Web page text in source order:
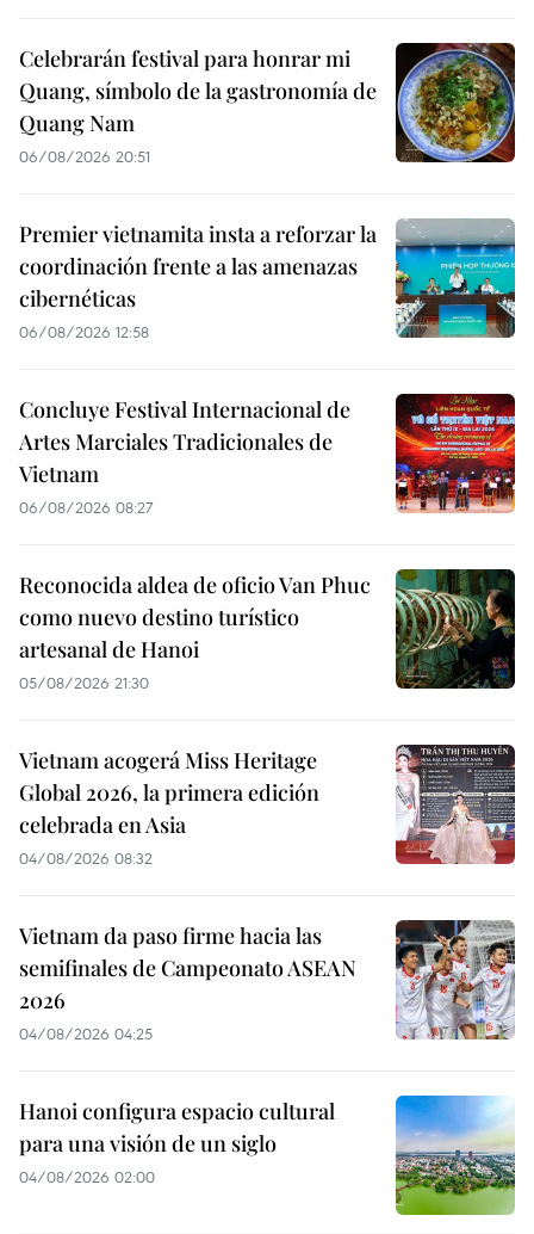
Celebrarán festival para honrar mi
Quang, símbolo de la gastronomía de
Quang Nam
06/08/2026 20:51
Premier vietnamita insta a reforzar la
coordinación frente a las amenazas
cibernéticas
06/08/2026 12:58
Concluye Festival Internacional de
Artes Marciales Tradicionales de
Vietnam
06/08/2026 08:27
Reconocida aldea de oficio Van Phuc
como nuevo destino turístico
artesanal de Hanoi
05/08/2026 21:30
Vietnam acogerá Miss Heritage
Global 2026, la primera edición
celebrada en Asia
04/08/2026 08:32
Vietnam da paso firme hacia las
semifinales de Campeonato ASEAN
2026
04/08/2026 04:25
Hanoi configura espacio cultural
para una visión de un siglo
04/08/2026 02:00